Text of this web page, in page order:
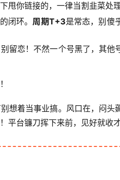
甩你链接的，一律当割韭菜处
闭环。 周期T+3是常态，别傻
留恋！不然一个号黑了，其他
想着当事业搞。风口在，闷头
平台镰刀挥下来前，见好就收才